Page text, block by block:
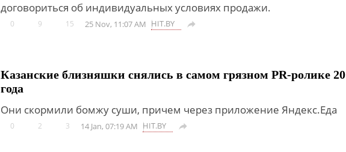
договориться об индивидуальных условиях продажи.
0 9 15 25 Nov, 11:07 AM HIT.BY 
Казанские близняшки снялись в самом грязном PR-ролике
года
Они скормили бомжу суши, причем через приложение Яндекс.Еда
0 2 3 14 Jan, 07:19 AM HIT.BY 